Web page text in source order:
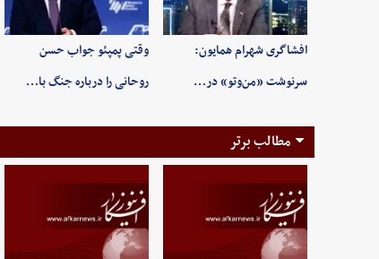
افشاگری شهرام همایون:
سرنوشت «من‌وتو» در…
وقتی پمپئو جواب حسن
روحانی را درباره جنگ با…
مطالب برتر